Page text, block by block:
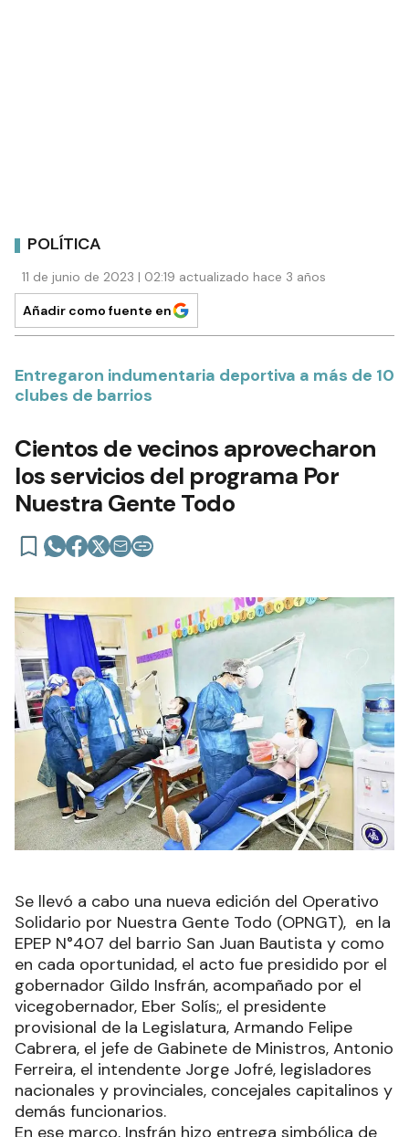
POLÍTICA
11 de junio de 2023 | 02:19 actualizado hace 3 años
Añadir como fuente en
Entregaron indumentaria deportiva a más de 10
clubes de barrios
Cientos de vecinos aprovecharon
los servicios del programa Por
Nuestra Gente Todo
Se llevó a cabo una nueva edición del Operativo
Solidario por Nuestra Gente Todo (OPNGT), en la
EPEP N°407 del barrio San Juan Bautista y como
en cada oportunidad, el acto fue presidido por el
gobernador Gildo Insfrán, acompañado por el
vicegobernador, Eber Solís;, el presidente
provisional de la Legislatura, Armando Felipe
Cabrera, el jefe de Gabinete de Ministros, Antonio
Ferreira, el intendente Jorge Jofré, legisladores
nacionales y provinciales, concejales capitalinos y
demás funcionarios.
En ese marco, Insfrán hizo entrega simbólica de